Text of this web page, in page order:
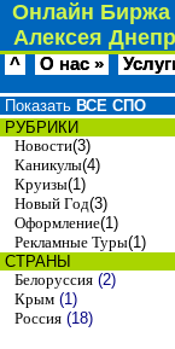
Онлайн Биржа
Алексея
^ О нас »
Показать ВСЕ СПО
РУБРИКИ
Новости(3)
Каникулы(4)
Круизы(1)
Новый Год(3)
Оформление(1)
Рекламные Туры(1)
СТРАНЫ
Белоруссия (2)
Крым (1)
Россия (18)